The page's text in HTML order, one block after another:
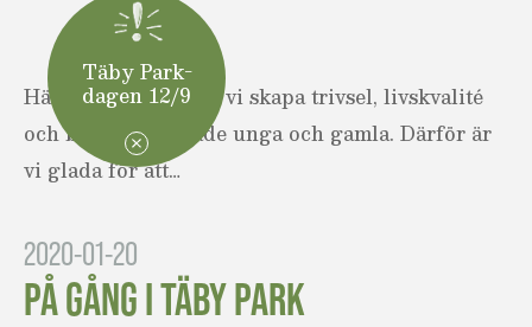
Här i Täby Park vill vi skapa trivsel, livskvalité
och boende för både unga och gamla. Därför är
vi glada för att…
2020-01-20
PÅ GÅNG I TÄBY PARK
Täby Park-
dagen 12/9